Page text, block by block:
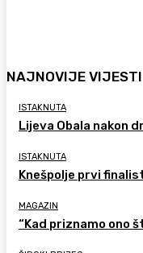
NAJNOVIJE VIJESTI
ISTAKNUTA
Lijeva Obala nakon
ISTAKNUTA
Knešpolje prvi
MAGAZIN
“Kad priznamo ono